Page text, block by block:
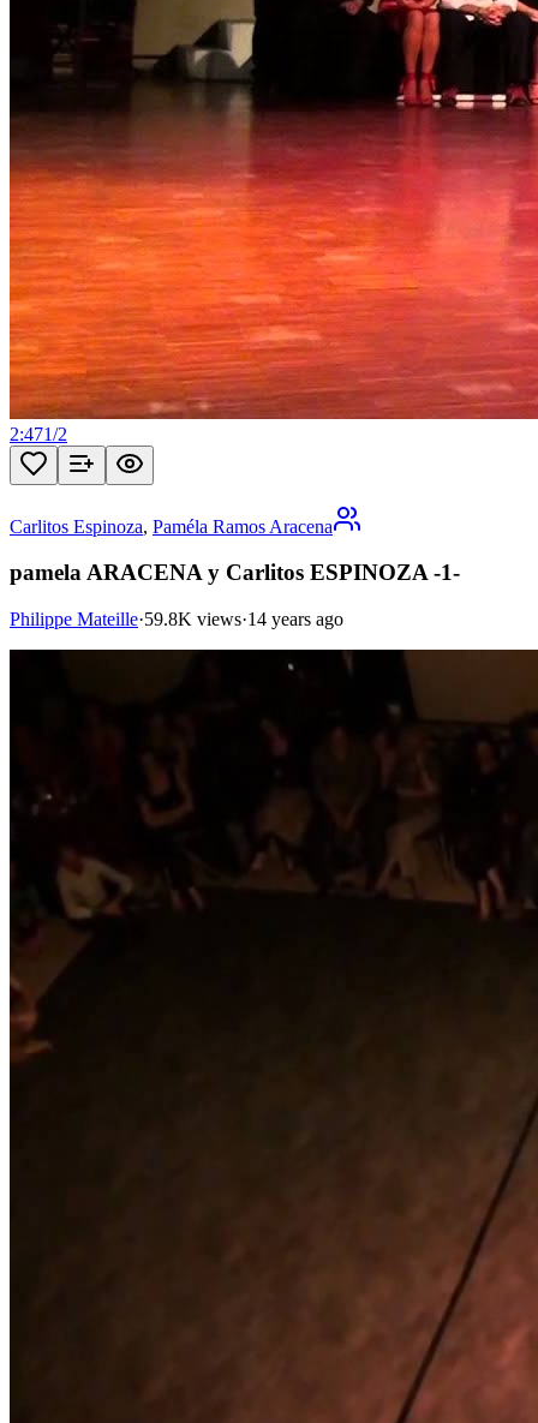
2:471/2
Carlitos Espinoza, Paméla Ramos Aracena
pamela ARACENA y Carlitos ESPINOZA -1-
Philippe Mateille·59.8K views·14 years ago